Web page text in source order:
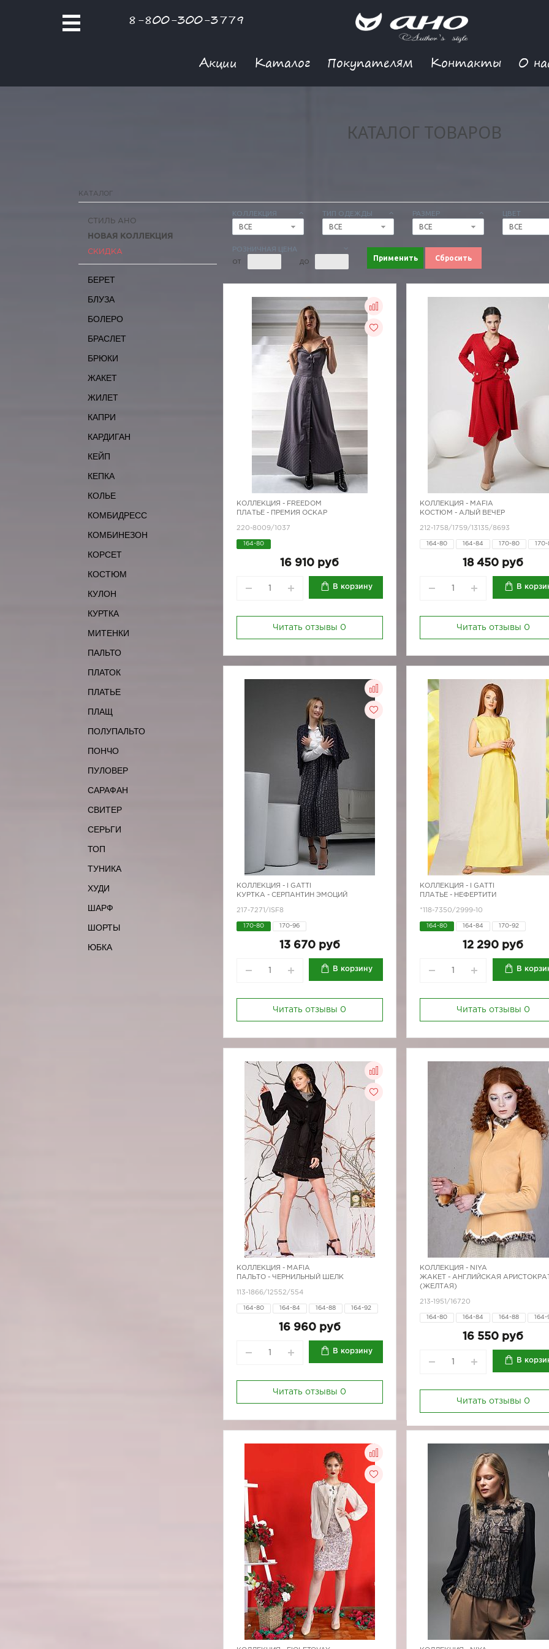
8-800-300-3779
Акции Каталог Покупателям Контакты О
КАТАЛОГ ТОВАРОВ
КАТАЛОГ
КОЛЛЕКЦИЯ
ВСЕ
ТИП ОДЕЖДЫ
ВСЕ
РАЗМЕР
ВСЕ
ЦВЕТ
ВСЕ
РОЗНИЧНАЯ ЦЕНА
ОТ ДО Применить Сбросить
СТИЛЬ АНО
НОВАЯ КОЛЛЕКЦИЯ
СКИДКА
БЕРЕТ
БЛУЗА
БОЛЕРО
БРАСЛЕТ
БРЮКИ
ЖАКЕТ
ЖИЛЕТ
КАПРИ
КАРДИГАН
КЕЙП
КЕПКА
КОЛЬЕ
КОМБИДРЕСС
КОМБИНЕЗОН
КОРСЕТ
КОСТЮМ
КУЛОН
КУРТКА
МИТЕНКИ
ПАЛЬТО
ПЛАТОК
ПЛАТЬЕ
ПЛАЩ
ПОЛУПАЛЬТО
ПОНЧО
ПУЛОВЕР
САРАФАН
СВИТЕР
СЕРЬГИ
ТОП
ТУНИКА
ХУДИ
ШАРФ
ШОРТЫ
ЮБКА
КОЛЛЕКЦИЯ - FREEDOM
ПЛАТЬЕ - ПРЕМИЯ ОСКАР
220-8009/1037
164-80
16 910 руб
В корзину
Читать отзывы 0
КОЛЛЕКЦИЯ - MAFIA
КОСТЮМ - АЛЫЙ ВЕЧЕР
212-1758/1759/13135/8693
164-80 164-84 170-80
18 450 руб
В
Читать отзывы 0
КОЛЛЕКЦИЯ -
I GATTI
КУРТКА - СЕРПАНТИН ЭМОЦИЙ
217-7271/ISF8
170-80 170-96
13 670 руб
В корзину
Читать отзывы 0
КОЛЛЕКЦИЯ -
I GATTI
ПЛАТЬЕ - НЕФЕРТИТИ
*118-7350/2999-10
164-80 164-84 170-92
12 290 руб
В
Читать отзывы 0
КОЛЛЕКЦИЯ - MAFIA
ПАЛЬТО - ЧЕРНИЛЬНЫЙ ШЕЛК
113-1866/12552/554
164-80 164-84 164-88 164-92
16 960 руб
В корзину
Читать отзывы 0
КОЛЛЕКЦИЯ - NIYA
ЖАКЕТ - АНГЛИЙСКАЯ
(ЖЕЛТАЯ)
213-1951/16720
164-80 164-84 164-88 164-
16 550 руб
В
Читать отзывы 0